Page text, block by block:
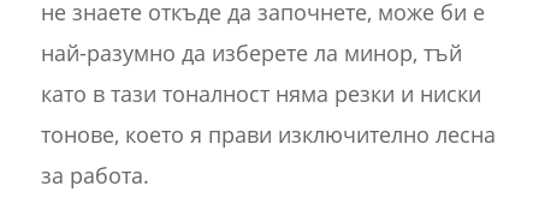
не знаете откъде да започнете, може би е
най-разумно да изберете ла минор, тъй
като в тази тоналност няма резки и ниски
тонове, което я прави изключително лесна
за работа.